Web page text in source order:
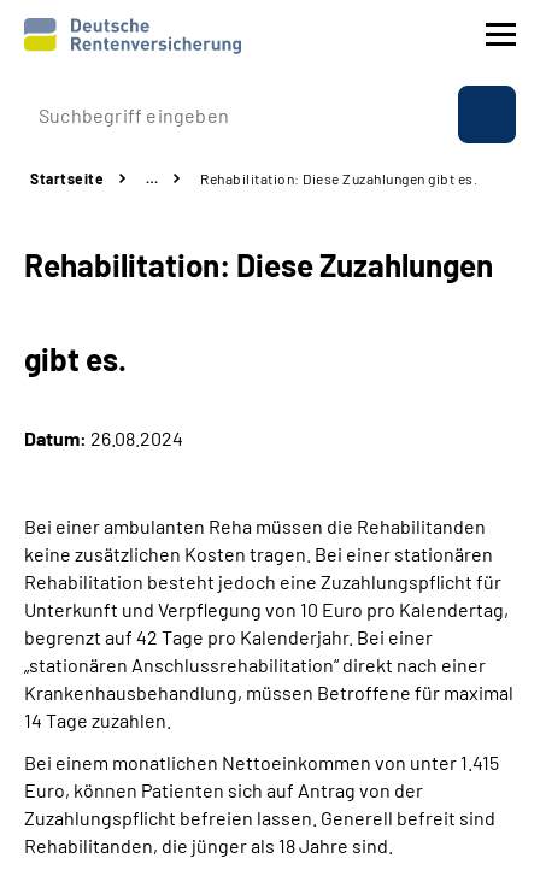
Prävention
Rente
Online-Services
Suche
Language
Inhalte in Gebärdensprache (DGS)
Leichte Sprache
Startseite … Rehabilitation: Diese Zuzahlungen gibt es.
Rehabilitation: Diese Zuzahlungen
gibt es.
Datum: 26.08.2024
Bei einer ambulanten Reha müssen die Rehabilitanden
keine zusätzlichen Kosten tragen. Bei einer stationären
Rehabilitation besteht jedoch eine Zuzahlungspflicht für
Unterkunft und Verpflegung von 10 Euro pro Kalendertag,
begrenzt auf 42 Tage pro Kalenderjahr. Bei einer
„stationären Anschlussrehabilitation“ direkt nach einer
Krankenhausbehandlung, müssen Betroffene für maximal
14 Tage zuzahlen.
Bei einem monatlichen Nettoeinkommen von unter 1.415
Euro, können Patienten sich auf Antrag von der
Zuzahlungspflicht befreien lassen. Generell befreit sind
Rehabilitanden, die jünger als 18 Jahre sind.